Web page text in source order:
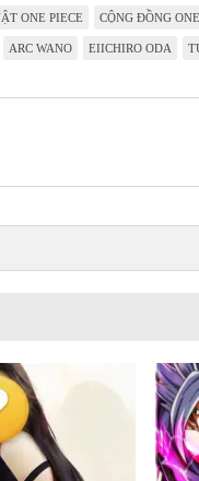
ONE PIECE CỘNG ĐỒNG
ARC WANO EIICHIRO ODA